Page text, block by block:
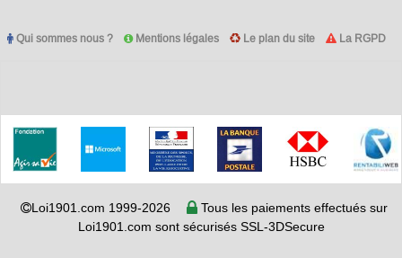
Qui sommes nous ? Mentions légales Le plan du site La RGPD
Loi1901.com 1999-2026
Tous les paiements effectués sur
Loi1901.com sont sécurisés SSL-3DSecure